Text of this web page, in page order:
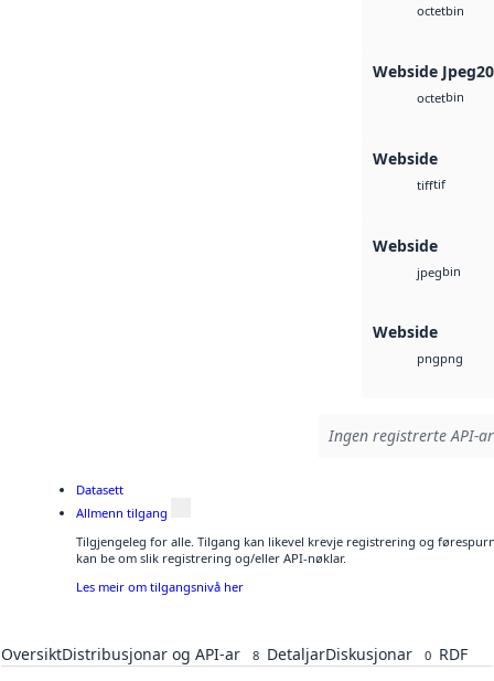
octetbin
Webside
octetbin
Webside
tifftif
Webside
jpegbin
Webside
pngpng
Ingen registrerte API-
Datasett
Allmenn tilgang
Tilgjengeleg for alle. Tilgang kan likevel krevje registrering og
kan be om slik registrering og/eller API-nøklar.
Les meir om tilgangsnivå her
OversiktDistribusjonar og API-ar 8 DetaljarDiskusjonar 0 RDF